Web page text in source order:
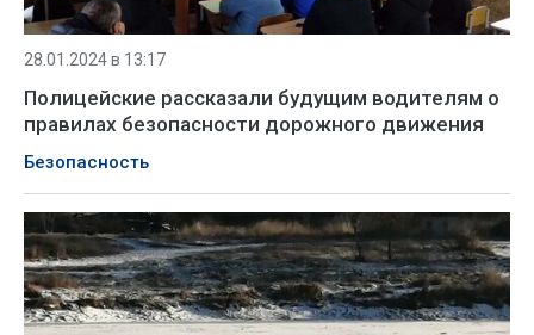
28.01.2024 в 13:17
Полицейские рассказали будущим водителям о
правилах безопасности дорожного движения
Безопасность